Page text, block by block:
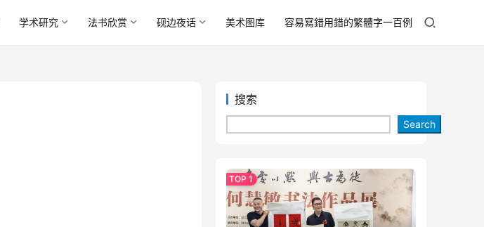
学术研究 法书欣赏 砚边夜话 美术图库 容易寫錯用錯的繁體字一百例
搜索
Search